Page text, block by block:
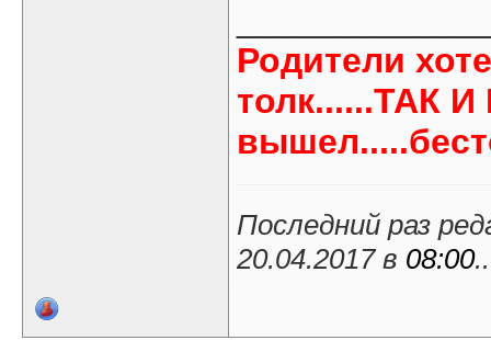
Родители
толк......ТАК
Последний раз
20.04.2017 в 08:00..